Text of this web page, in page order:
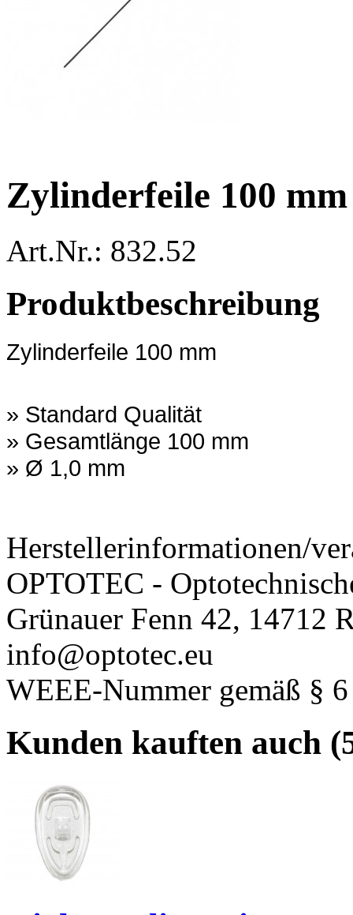
Zylinderfeile 100
Art.Nr.: 832.52
Produktbeschreibung
Zylinderfeile 100 mm
» Standard Qualität
» Gesamtlänge 100 mm
» Ø 1,0 mm
Herstellerinformationen/
OPTOTEC -
Grünauer Fenn 42, 14712
info@optotec.eu
WEEE-Nummer gemäß §
Kunden kauften auch